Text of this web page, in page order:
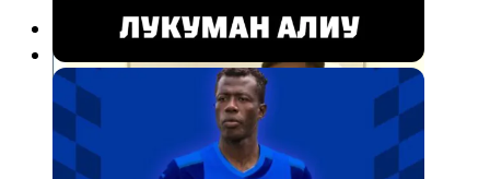
Футбол 2 года назад